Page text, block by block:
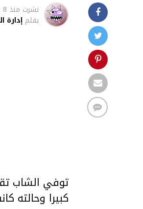
نشرت منذ 8 سنوات
بقلم إدارة
توفي الشاب
كبيرا وحالته